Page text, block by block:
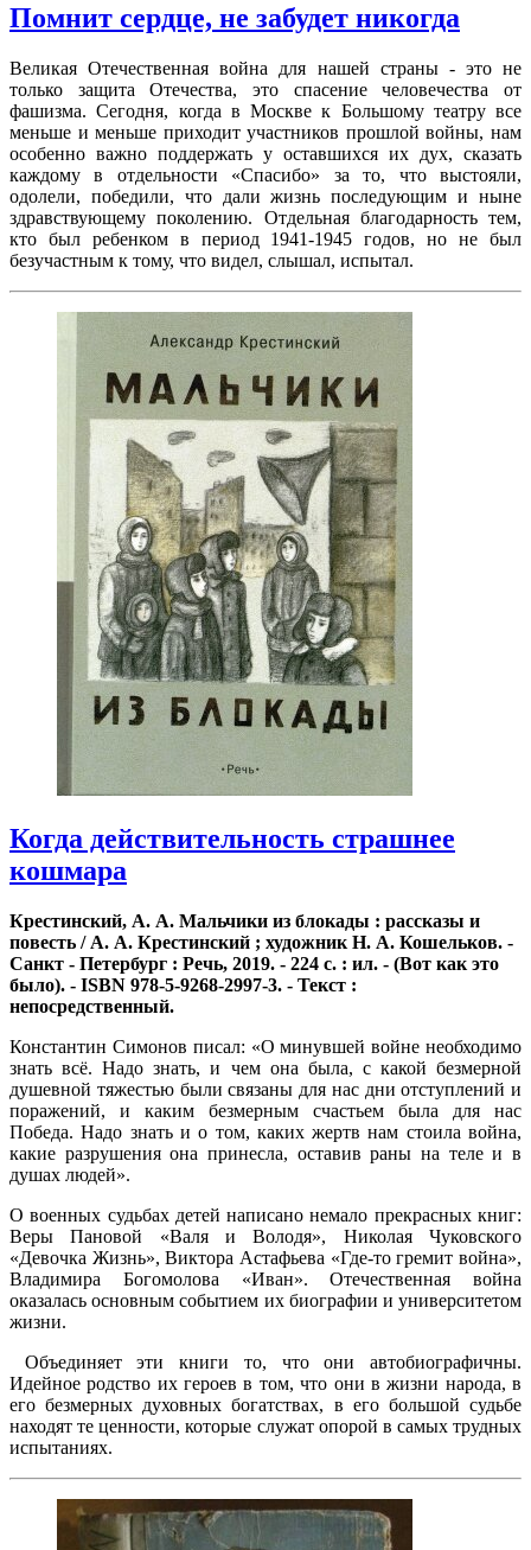
Помнит сердце, не забудет никогда
Великая Отечественная война для нашей страны - это не
только защита Отечества, это спасение человечества от
фашизма. Сегодня, когда в Москве к Большому театру все
меньше и меньше приходит участников прошлой войны, нам
особенно важно поддержать у оставшихся их дух, сказать
каждому в отдельности «Спасибо» за то, что выстояли,
одолели, победили, что дали жизнь последующим и ныне
здравствующему поколению. Отдельная благодарность тем,
кто был ребенком в период 1941-1945 годов, но не был
безучастным к тому, что видел, слышал, испытал.
Когда действительность страшнее
кошмара
Крестинский, А. А. Мальчики из блокады : рассказы и
повесть / А. А. Крестинский ; художник Н. А. Кошельков. -
Санкт - Петербург : Речь, 2019. - 224 с. : ил. - (Вот как это
было). - ISBN 978-5-9268-2997-3. - Текст :
непосредственный.
Константин Симонов писал: «О минувшей войне необходимо
знать всё. Надо знать, и чем она была, с какой безмерной
душевной тяжестью были связаны для нас дни отступлений и
поражений, и каким безмерным счастьем была для нас
Победа. Надо знать и о том, каких жертв нам стоила война,
какие разрушения она принесла, оставив раны на теле и в
душах людей».
О военных судьбах детей написано немало прекрасных книг:
Веры Пановой «Валя и Володя», Николая Чуковского
«Девочка Жизнь», Виктора Астафьева «Где-то гремит война»,
Владимира Богомолова «Иван». Отечественная война
оказалась основным событием их биографии и университетом
жизни.
Объединяет эти книги то, что они автобиографичны.
Идейное родство их героев в том, что они в жизни народа, в
его безмерных духовных богатствах, в его большой судьбе
находят те ценности, которые служат опорой в самых трудных
испытаниях.